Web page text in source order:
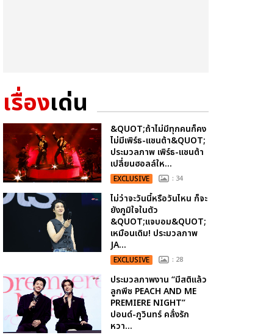
เรื่องเด่น
&QUOT;ถ้าไม่มีทุกคนก็คง
ไม่มีเพิร์ธ-แซนต้า&QUOT;
ประมวลภาพ เพิร์ธ-แซนต้า
เปลี่ยนฮอลล์ให...
EXCLUSIVE : 34
ไม่ว่าจะวันนี้หรือวันไหน ก็จะ
ยังภูมิใจในตัว
&QUOT;แจบอม&QUOT;
เหมือนเดิม! ประมวลภาพ
JA...
EXCLUSIVE : 28
ประมวลภาพงาน “มีสติแล้ว
ลูกพีช PEACH AND ME
PREMIERE NIGHT”
ปอนด์-ภูวินทร์ คลั่งรัก
หวา...